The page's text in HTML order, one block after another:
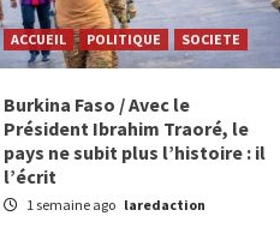
ACCUEIL POLITIQUE SOCIETE
Burkina Faso / Avec le
Président Ibrahim Traoré, le
pays ne subit plus l’histoire : il
l’écrit
1 semaine ago laredaction